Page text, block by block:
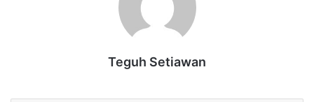
Teguh Setiawan